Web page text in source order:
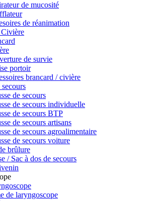
de mucosité
de réanimation
de survie
portoir
brancard / civière
de secours
de secours individuelle
de secours BTP
de secours artisans
de secours agroalimentaire
de secours voiture
brûlure
/ Sac à dos de secours
de laryngoscope